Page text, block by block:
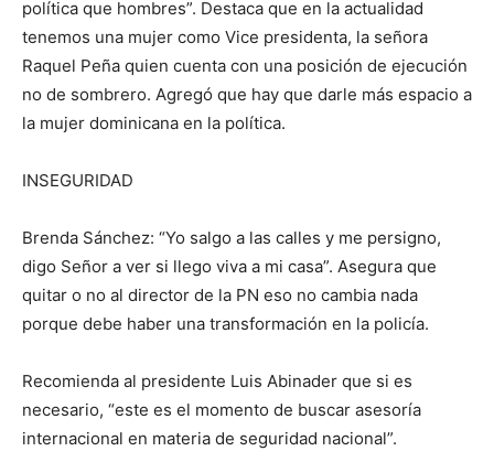
política que hombres”. Destaca que en la actualidad
tenemos una mujer como Vice presidenta, la señora
Raquel Peña quien cuenta con una posición de ejecución
no de sombrero. Agregó que hay que darle más espacio a
la mujer dominicana en la política.
INSEGURIDAD
Brenda Sánchez: “Yo salgo a las calles y me persigno,
digo Señor a ver si llego viva a mi casa”. Asegura que
quitar o no al director de la PN eso no cambia nada
porque debe haber una transformación en la policía.
Recomienda al presidente Luis Abinader que si es
necesario, “este es el momento de buscar asesoría
internacional en materia de seguridad nacional”.